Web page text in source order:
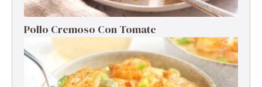
Pollo Cremoso Con Tomate